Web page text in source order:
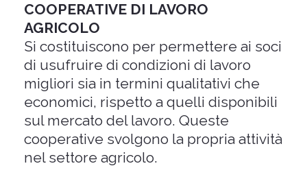
COOPERATIVE DI LAVORO
AGRICOLO
Si costituiscono per permettere ai soci
di usufruire di condizioni di lavoro
migliori sia in termini qualitativi che
economici, rispetto a quelli disponibili
sul mercato del lavoro. Queste
cooperative svolgono la propria attività
nel settore agricolo.